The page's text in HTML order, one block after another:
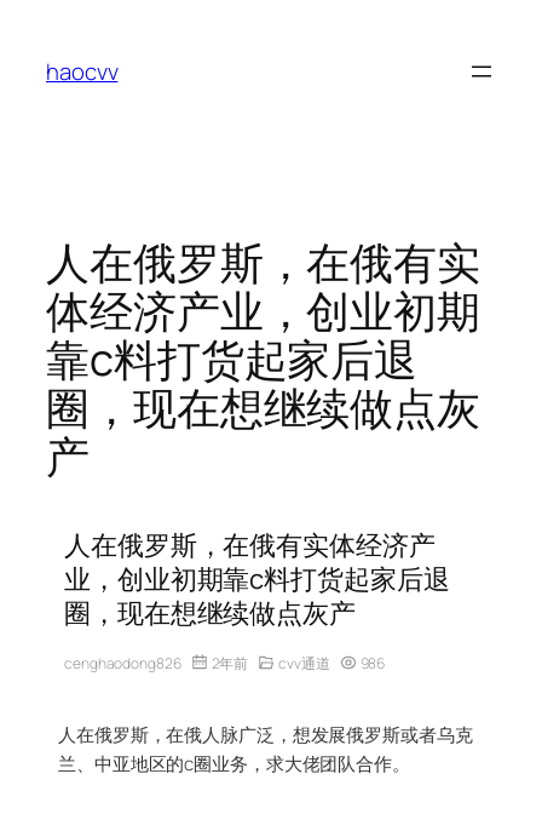
haocvv
人在俄罗斯，在俄有实
体经济产业，创业初期
靠c料打货起家后退
圈，现在想继续做点灰
产
人在俄罗斯，在俄有实体经济产
业，创业初期靠c料打货起家后退
圈，现在想继续做点灰产
cenghaodong826 2年前 cvv通道 986
人在俄罗斯，在俄人脉广泛，想发展俄罗斯或者乌克
兰、中亚地区的c圈业务，求大佬团队合作。